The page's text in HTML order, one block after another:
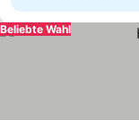
Beliebte Wahl